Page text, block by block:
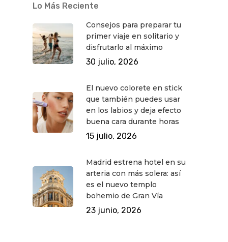
Lo Más Reciente
Consejos para preparar tu
primer viaje en solitario y
disfrutarlo al máximo
30 julio, 2026
El nuevo colorete en stick
que también puedes usar
en los labios y deja efecto
buena cara durante horas
15 julio, 2026
Madrid estrena hotel en su
arteria con más solera: así
es el nuevo templo
bohemio de Gran Vía
23 junio, 2026